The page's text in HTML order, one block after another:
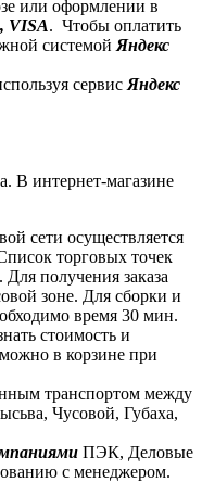
или оформлении в
VISA. Чтобы оплатить
системой Яндекс
сервис Яндекс
В интернет-магазине
сети осуществляется
торговых точек
получения заказа
зоне. Для сборки и
время 30 мин.
стоимость и
в корзине при
транспортом между
Чусовой, Губаха,
ПЭК, Деловые
с менеджером.